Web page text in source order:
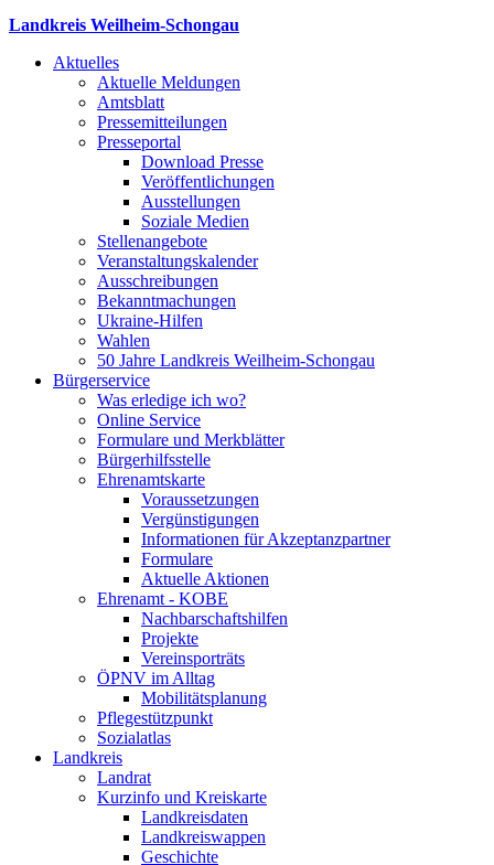
Landkreis Weilheim-Schongau
Aktuelles
Aktuelle Meldungen
Amtsblatt
Pressemitteilungen
Presseportal
Download Presse
Veröffentlichungen
Ausstellungen
Soziale Medien
Stellenangebote
Veranstaltungskalender
Ausschreibungen
Bekanntmachungen
Ukraine-Hilfen
Wahlen
50 Jahre Landkreis Weilheim-Schongau
Bürgerservice
Was erledige ich wo?
Online Service
Formulare und Merkblätter
Bürgerhilfsstelle
Ehrenamtskarte
Voraussetzungen
Vergünstigungen
Informationen für Akzeptanzpartner
Formulare
Aktuelle Aktionen
Ehrenamt - KOBE
Nachbarschaftshilfen
Projekte
Vereinsporträts
ÖPNV im Alltag
Mobilitätsplanung
Pflegestützpunkt
Sozialatlas
Landkreis
Landrat
Kurzinfo und Kreiskarte
Landkreisdaten
Landkreiswappen
Geschichte